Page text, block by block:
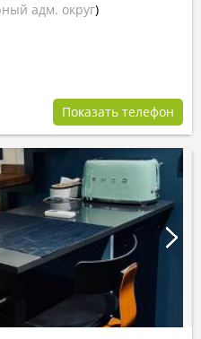
адм. округ)
Показать телефон